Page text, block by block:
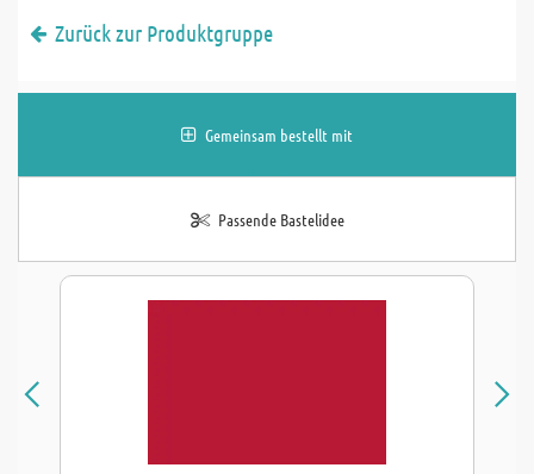
Zurück zur Produktgruppe
Gemeinsam bestellt mit
Passende Bastelidee